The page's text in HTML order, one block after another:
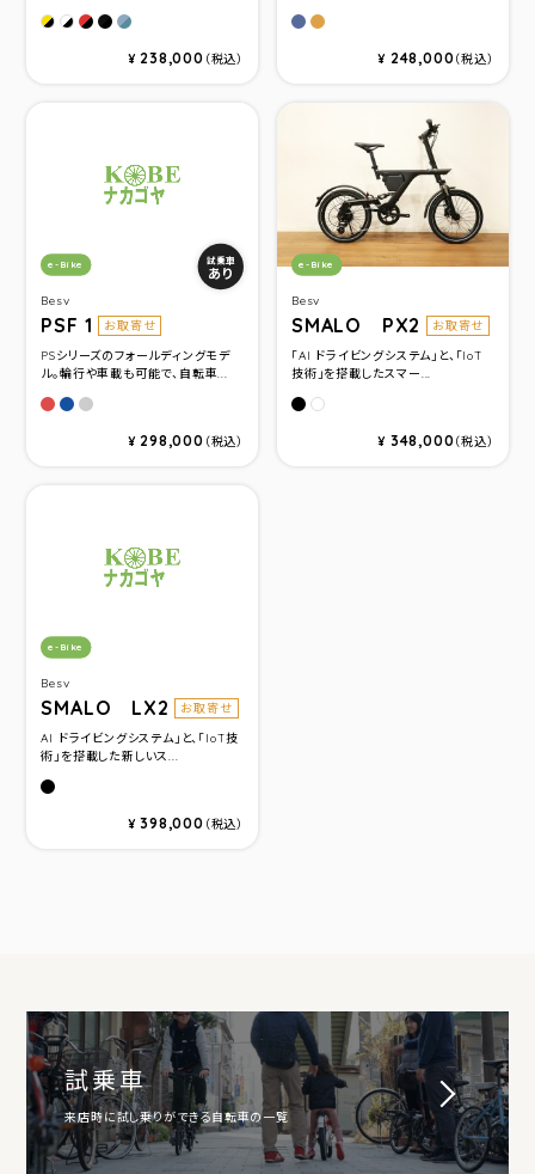
Yellow
White
RedBlack（Gloss）
Nardo Gray（限定）
¥ 238,000 （税込）
グレイブル－
ゴ－ルド
¥ 248,000（税込）
Besv
PSF 1 お取寄せ
カテゴリ：
e-Bike 試乗車
あり
PSシリーズのフォールディングモデ
ル。輪行や車載も可能で、自転車...
シャドーレッドメタリック
シャドーブルーメタリック
シャドーグレーメタリック
¥ 298,000 （税込）
Besv
SMALO PX2 お取寄せ
カテゴリ：
e-Bike
「AI ドライビングシステム」と、「IoT
技術」を搭載したスマー...
ミッドナイトブラック
ミッドナイトブラック
¥ 348,000（税込）
Besv
SMALO LX2 お取寄せ
カテゴリ：
e-Bike
AI ドライビングシステム」と、「IoT技
術」を搭載した新しいス...
ミッドナイトブラック
¥ 398,000 （税込）
試乗車
来店時に試し乗りができる自転車の一覧